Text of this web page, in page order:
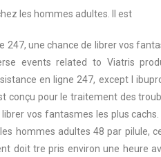
les hommes adultes. Il est
une chance de librer vos
events related to Viatris
en ligne 247, except l
conçu pour le traitement des
vos fantasmes les plus
hommes adultes 48 par pilule,
doit tre pris environ une heure